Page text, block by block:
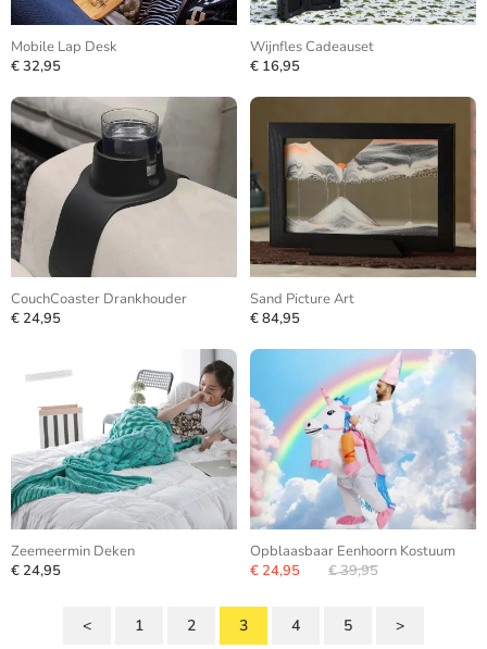
Mobile Lap Desk
€ 32,95
Wijnfles Cadeauset
€ 16,95
CouchCoaster Drankhouder
€ 24,95
Sand Picture Art
€ 84,95
Zeemeermin Deken
€ 24,95
Opblaasbaar Eenhoorn Kostuum
€ 24,95
€ 39,95
< 1 2 3 4 5 >